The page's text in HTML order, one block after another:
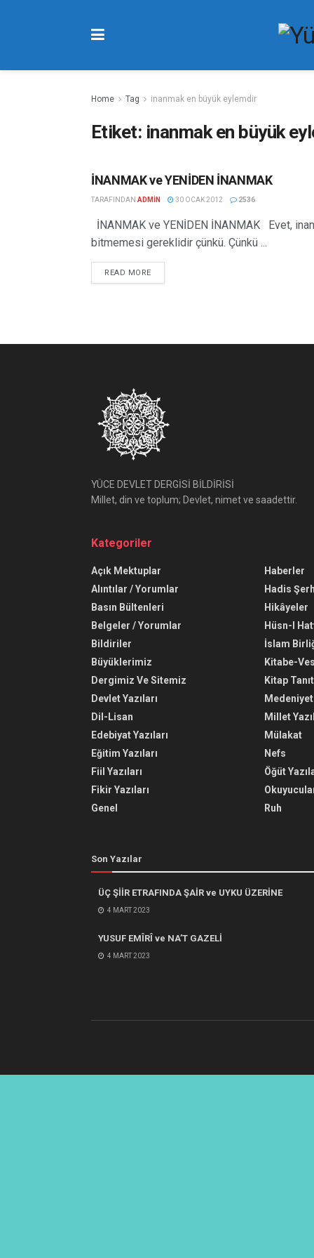
Home Tag inanmak en büyük eylemdir
Etiket: inanmak en büyük
FIIL YAZILARI
İNANMAK ve YENİDEN İNANMAK
TARAFINDAN ADMIN 30 OCAK 2012 2536
İNANMAK ve YENİDEN İNANMAK Evet,
bitmemesi gereklidir çünkü. Çünkü ...
READ MORE
YÜCE DEVLET DERGİSİ BİLDİRİSİ
Millet, din ve toplum; Devlet, nimet ve saadettir.
Kategoriler
Açık Mektuplar
Alıntılar / Yorumlar
Basın Bültenleri
Belgeler / Yorumlar
Bildiriler
Büyüklerimiz
Dergimiz Ve Sitemiz
Devlet Yazıları
Dil-Lisan
Edebiyat Yazıları
Eğitim Yazıları
Fiil Yazıları
Fikir Yazıları
Genel
Haberler
Hadis
Hikâyeler
Hüsn-I
İslam
Kitabe-
Kitap
Medeniyet
Millet
Mülakat
Nefs
Öğüt
Ruh
Son Yazılar
ÜÇ ŞİİR ETRAFINDA ŞAİR ve UYKU ÜZERİNE
4 MART 2023
YUSUF EMÎRÎ ve NA’T GAZELİ
4 MART 2023